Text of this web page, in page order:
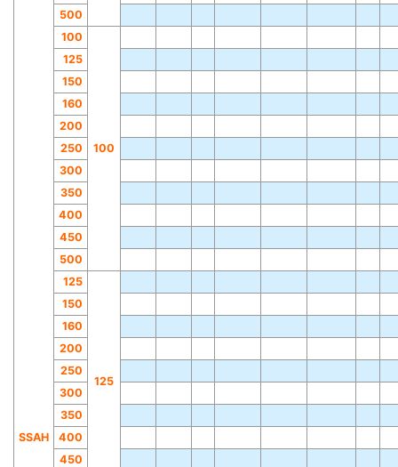
SSAH
500
100
100
125
150
160
200
250
300
350
400
450
500
125
125
150
160
200
250
300
350
400
450